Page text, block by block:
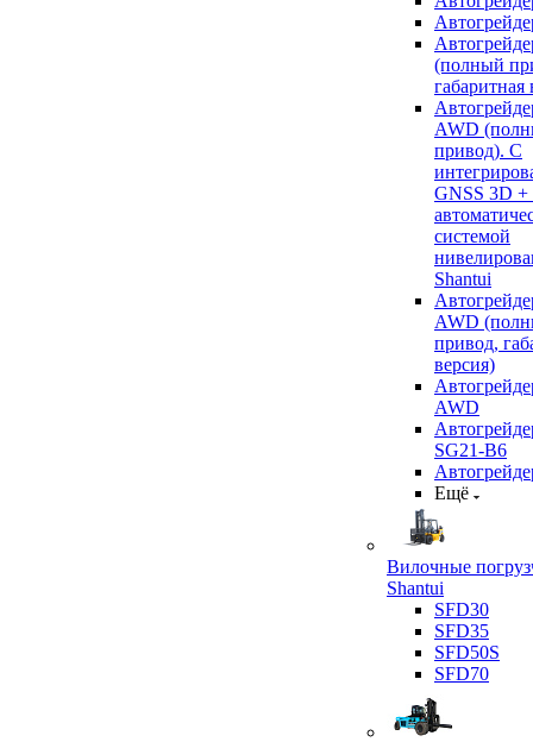
(полный
габаритная
AWD
привод). С
GNSS 3D +
системой
Shantui
AWD
привод,
версия)
AWD
SG21-B6
Ещё
Вилочные
Shantui
SFD30
SFD35
SFD50S
SFD70